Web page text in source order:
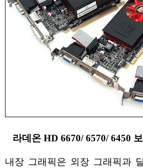
라데온 HD 6670/ 6570/ 6450
내장 그래픽은 외장 그래픽과